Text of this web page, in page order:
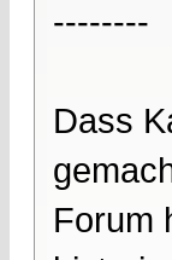
--------
Dass
Forum